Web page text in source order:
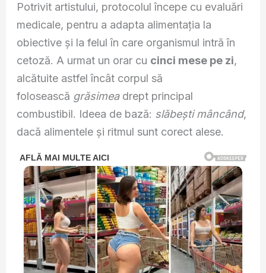
Potrivit artistului, protocolul începe cu evaluări
medicale, pentru a adapta alimentația la
obiective și la felul în care organismul intră în
cetoză. A urmat un orar cu cinci mese pe zi,
alcătuite astfel încât corpul să
folosească grăsimeadrept principal
combustibil. Ideea de bază: slăbești mâncând,
dacă alimentele și ritmul sunt corect alese.